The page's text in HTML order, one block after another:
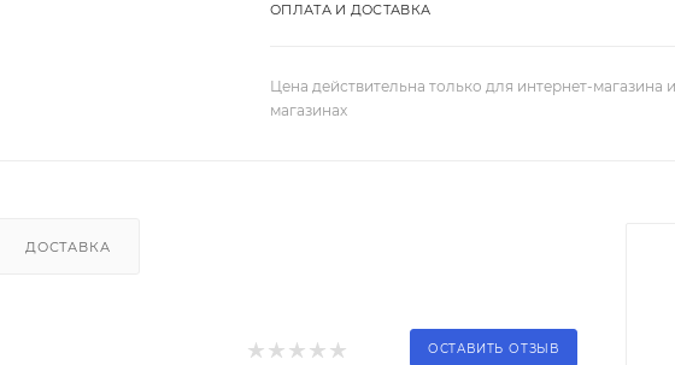
ОПЛАТА И ДОСТАВКА
Цена действительна только для интернет-магазина
магазинах
ДОСТАВКА
ОСТАВИТЬ ОТЗЫВ